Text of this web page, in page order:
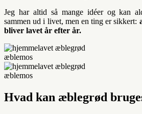
Jeg har altid så mange idéer og kan
sammen ud i livet, men en ting er sikkert:
bliver lavet år efter år.
Hvad kan æblegrød